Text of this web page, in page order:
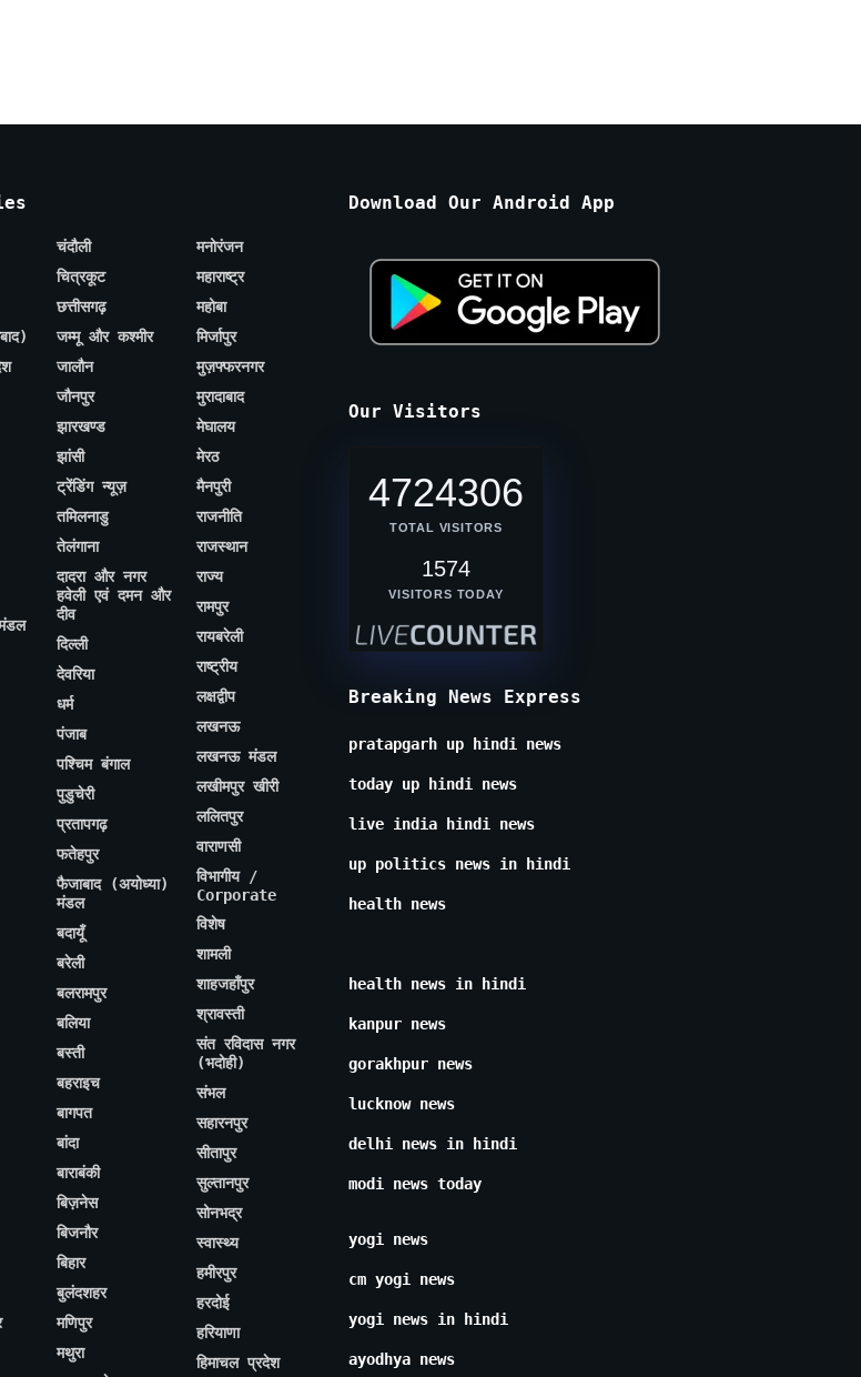
चंदौली
चित्रकूट
छत्तीसगढ़
जम्मू और कश्मीर
जालौन
जौनपुर
झारखण्ड
झांसी
ट्रेंडिंग न्यूज़
तमिलनाडु
तेलंगाना
दादरा और नगर
हवेली एवं दमन और
दीव
दिल्ली
देवरिया
धर्म
पंजाब
पश्चिम बंगाल
पुडुचेरी
प्रतापगढ़
फतेहपुर
फैजाबाद (अयोध्या)
मंडल
बदायूँ
बरेली
बलरामपुर
बलिया
बस्ती
बहराइच
बागपत
बांदा
बाराबंकी
बिज़नेस
बिजनौर
बिहार
बुलंदशहर
मणिपुर
मथुरा
मनोरंजन
महाराष्ट्र
महोबा
मिर्जापुर
मुज़फ्फरनगर
मुरादाबाद
मेघालय
मेरठ
मैनपुरी
राजनीति
राजस्थान
राज्य
रामपुर
रायबरेली
राष्ट्रीय
लक्षद्वीप
लखनऊ
लखनऊ मंडल
लखीमपुर खीरी
ललितपुर
वाराणसी
विभागीय /
Corporate
विशेष
शामली
शाहजहाँपुर
श्रावस्ती
संत रविदास नगर
(भदोही)
संभल
सहारनपुर
सीतापुर
सुल्तानपुर
सोनभद्र
स्वास्थ्य
हमीरपुर
हरदोई
हरियाणा
हिमाचल प्रदेश
Download Our Android App
Our Visitors
4724306
TOTAL VISITORS
1574
VISITORS TODAY
Breaking News Express
pratapgarh up hindi news
today up hindi news
live india hindi news
up politics news in hindi
health news
health news in hindi
kanpur news
gorakhpur news
lucknow news
delhi news in hindi
modi news today
yogi news
cm yogi news
yogi news in hindi
ayodhya news